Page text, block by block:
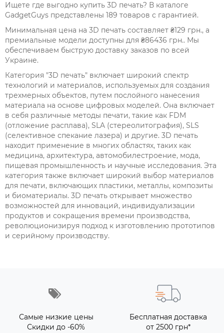
Ищете где выгодно купить 3D печать? В каталоге
GadgetGuys представлены 189 товаров с гарантией.
Минимальная цена на 3D печать составляет ₴129 грн., а
премиальные модели доступны для ₴86436 грн.. Мы
обеспечиваем быструю доставку заказов по всей
Украине.
Категория "3D печать" включает широкий спектр
технологий и материалов, используемых для создания
трехмерных объектов, путем послойного нанесения
материала на основе цифровых моделей. Она включает
в себя различные методы печати, такие как FDM
(отложение расплава), SLA (стереолитография), SLS
(селективное спекание лазера) и другие. 3D печать
находит применение в многих областях, таких как
медицина, архитектура, автомобилестроение, мода,
пищевая промышленность и научные исследования. Эта
категория также включает широкий выбор материалов
для печати, включающих пластики, металлы, композиты
и биоматериалы. 3D печать открывает множество
возможностей для инноваций, индивидуализации
продуктов и сокращения времени производства,
революционизируя подход к изготовлению прототипов
и серийному производству.
Самые низкие цены
Скидки до -60%
Бесплатная доставка
от 2500 грн*